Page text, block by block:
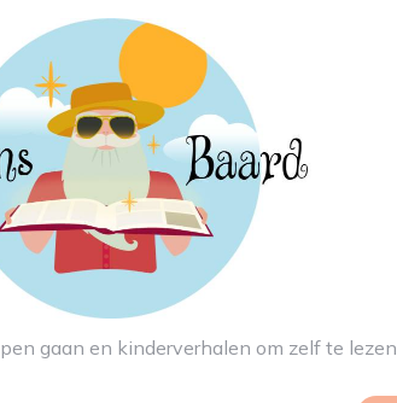
gaan en kinderverhalen om zelf te lezen